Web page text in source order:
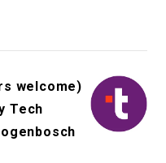
welcome)
Tech